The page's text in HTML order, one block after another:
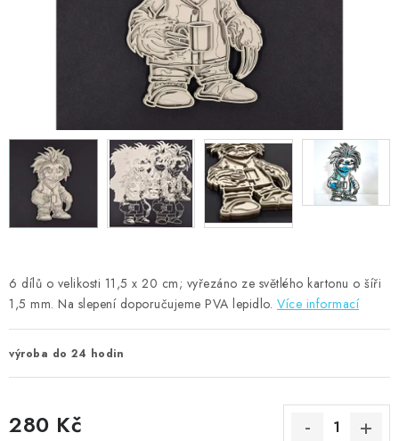
Kontakty Moje objednávka
Oblíbené ♥️
Obchodní podmínky
Podmínky ochrany osobních údajů
Ověřování recenzí
6 dílů o velikosti 11,5 x 20 cm; vyřezáno ze světlého kartonu o šíři
1,5 mm. Na slepení doporučujeme PVA lepidlo. Více informací
výroba do 24 hodin
280 Kč